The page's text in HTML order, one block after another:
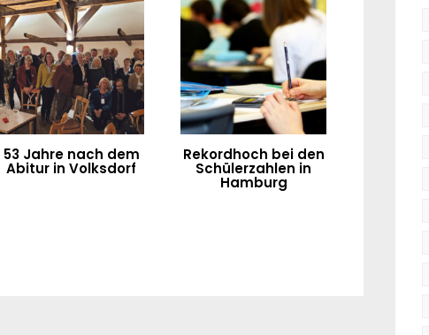
53 Jahre nach dem
Abitur in Volksdorf
Rekordhoch bei den
Schülerzahlen in
Hamburg